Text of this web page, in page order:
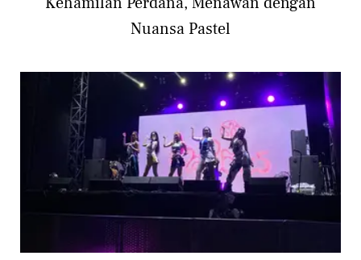
Nuansa Pastel